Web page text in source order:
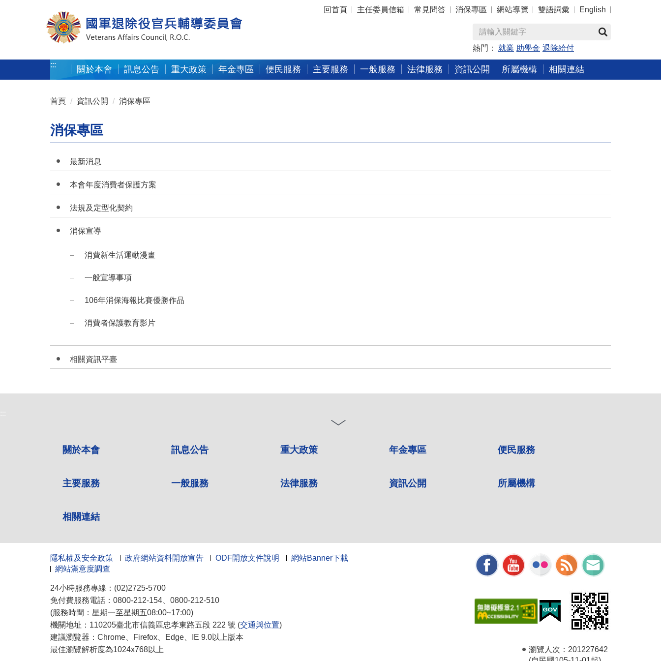
:::
回首頁 主任委員信箱 常見問答 消保專區 網站導覽 雙語詞彙 English
熱門： 就業 助學金 退除給付
:::
關於本會 訊息公告 重大政策 年金專區 便民服務 主要服務 一般服務 法律服務 資訊公開 所屬機構 相關連結
首頁 資訊公開 消保專區
消保專區
最新消息
本會年度消費者保護方案
法規及定型化契約
消保宣導
消費新生活運動漫畫
一般宣導事項
106年消保海報比賽優勝作品
消費者保護教育影片
相關資訊平臺
:::
關於本會 訊息公告 重大政策 年金專區 便民服務
主要服務 一般服務 法律服務 資訊公開 所屬機構
相關連結
隱私權及安全政策 政府網站資料開放宣告 ODF開放文件說明
網站Banner下載
網站滿意度調查
24小時服務專線：(02)2725-5700
免付費服務電話：0800-212-154、0800-212-510
(服務時間：星期一至星期五08:00~17:00)
機關地址：110205臺北市信義區忠孝東路五段 222 號 (交通與位置)
建議瀏覽器：Chrome、Firefox、Edge、IE 9.0以上版本
最佳瀏覽解析度為1024x768以上
瀏覽人次： 201227642